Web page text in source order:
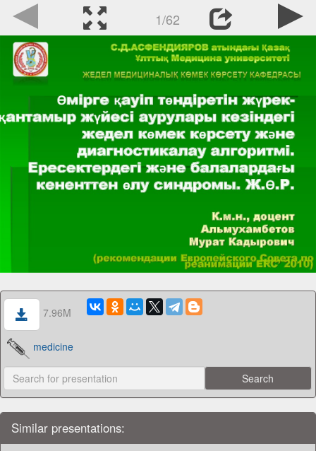
1/62
7.96M
medicine
Similar presentations: